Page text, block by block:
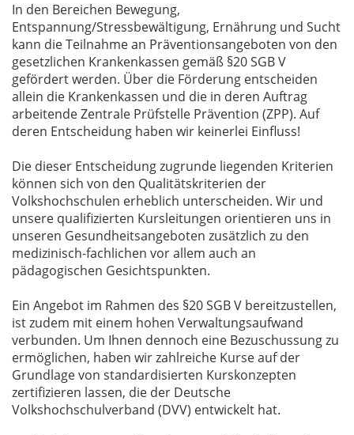
In den Bereichen Bewegung,
Entspannung/Stressbewältigung, Ernährung und Sucht
kann die Teilnahme an Präventionsangeboten von den
gesetzlichen Krankenkassen gemäß §20 SGB V
gefördert werden. Über die Förderung entscheiden
allein die Krankenkassen und die in deren Auftrag
arbeitende Zentrale Prüfstelle Prävention (ZPP). Auf
deren Entscheidung haben wir keinerlei Einfluss!
Die dieser Entscheidung zugrunde liegenden Kriterien
können sich von den Qualitätskriterien der
Volkshochschulen erheblich unterscheiden. Wir und
unsere qualifizierten Kursleitungen orientieren uns in
unseren Gesundheitsangeboten zusätzlich zu den
medizinisch-fachlichen vor allem auch an
pädagogischen Gesichtspunkten.
Ein Angebot im Rahmen des §20 SGB V bereitzustellen,
ist zudem mit einem hohen Verwaltungsaufwand
verbunden. Um Ihnen dennoch eine Bezuschussung zu
ermöglichen, haben wir zahlreiche Kurse auf der
Grundlage von standardisierten Kurskonzepten
zertifizieren lassen, die der Deutsche
Volkshochschulverband (DVV) entwickelt hat.